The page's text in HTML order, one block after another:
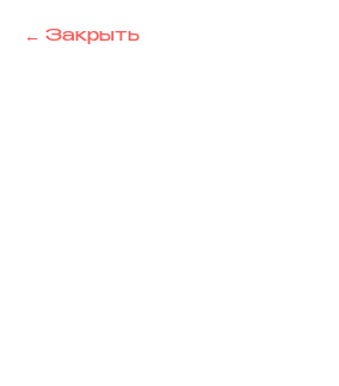
Закрыть